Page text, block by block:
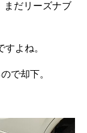
まだリーズナブ
よね。
で却下。